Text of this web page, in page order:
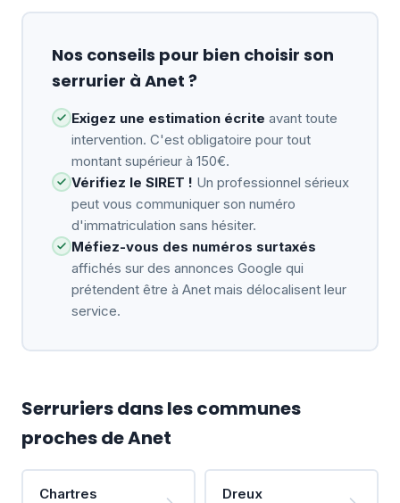
Nos conseils pour bien choisir son
serrurier à Anet ?
Exigez une estimation écrite avant toute
intervention. C'est obligatoire pour tout
montant supérieur à 150€.
Vérifiez le SIRET ! Un professionnel sérieux
peut vous communiquer son numéro
d'immatriculation sans hésiter.
Méfiez-vous des numéros surtaxés
affichés sur des annonces Google qui
prétendent être à Anet mais délocalisent leur
service.
Serruriers dans les communes
proches de Anet
Chartres Dreux